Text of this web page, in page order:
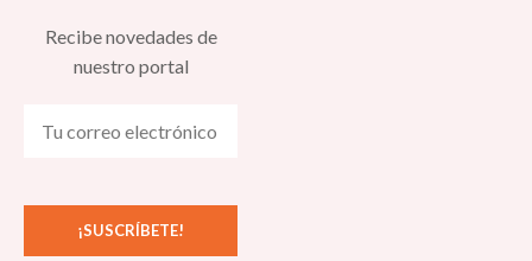
Recibe novedades de
nuestro portal